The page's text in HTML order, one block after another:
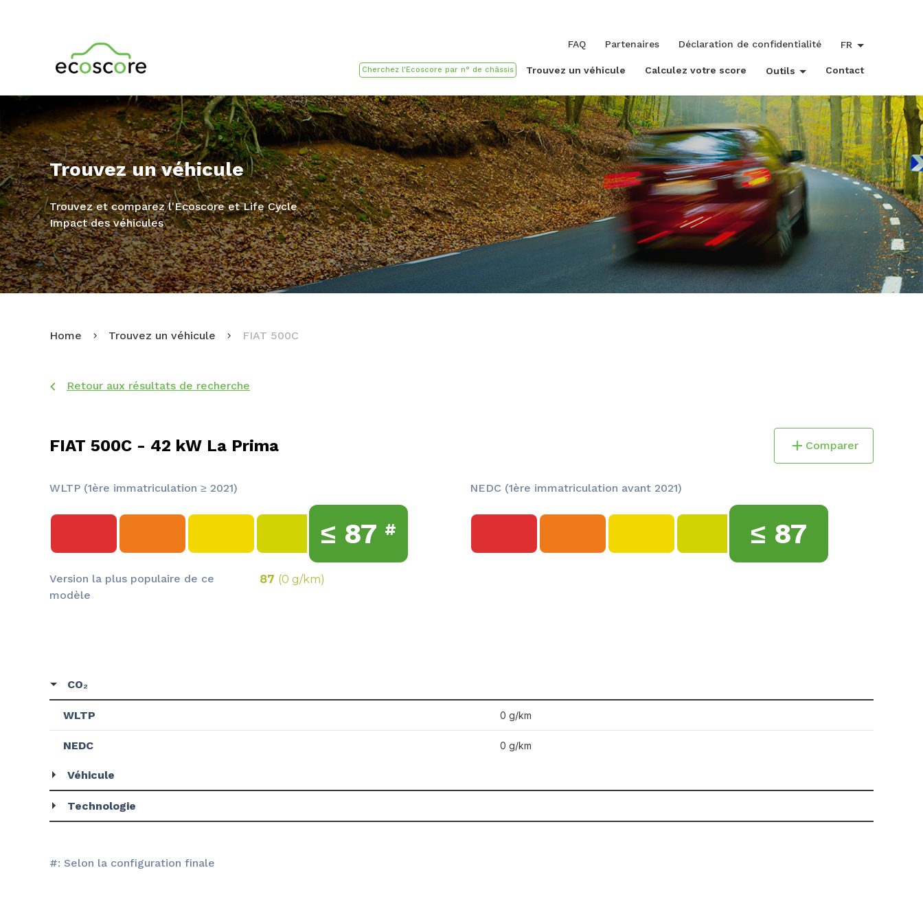
Trouvez un véhicule Calculez votre score Outils Contact
FAQ Partenaires Déclaration de confidentialité FR
Trouvez un véhicule
Trouvez et comparez l'Ecoscore et Life Cycle
Impact des véhicules
Home Trouvez un véhicule FIAT 500C
Retour aux résultats de recherche
FIAT 500C - 42 kW La Prima Comparer
WLTP (1ère immatriculation ≥ 2021)
≤ 87 #
Version la plus populaire de ce
modèle
87 (0 g/km)
NEDC (1ère immatriculation avant 2021)
≤ 87
CO₂
WLTP 0 g/km
NEDC 0 g/km
Véhicule
Technologie
#: Selon la configuration finale